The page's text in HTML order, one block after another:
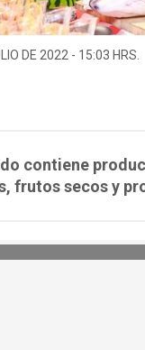
DE 2022 - 15:03 HRS.
contiene
frutos secos y